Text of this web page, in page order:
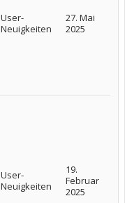
User-
Neuigkeiten
27. Mai
2025
User-
Neuigkeiten
19.
Februar
2025